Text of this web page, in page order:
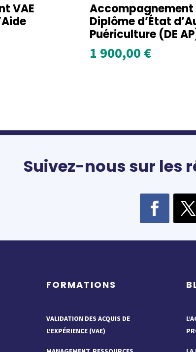
VAE
Accompagnement
Diplôme d’État
Puériculture (DE
1 900,00 €
Suivez-nous sur les
FORMATIONS
VALIDATION DES ACQUIS DE
L’EXPÉRIENCE (VAE)